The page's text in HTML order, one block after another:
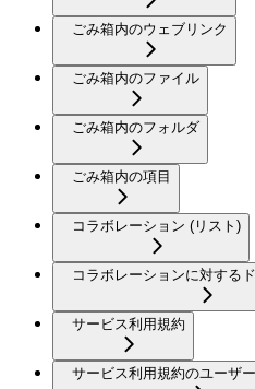
ごみ箱内のウェブリンク
ごみ箱内のファイル
ごみ箱内のフォルダ
ごみ箱内の項目
コラボレーション (リスト)
コラボレーションに対する
サービス利用規約
サービス利用規約のユーザ